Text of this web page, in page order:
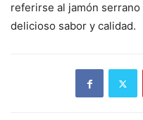
referirse al jamón
delicioso sabor y calidad.